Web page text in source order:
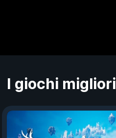
I giochi migliori